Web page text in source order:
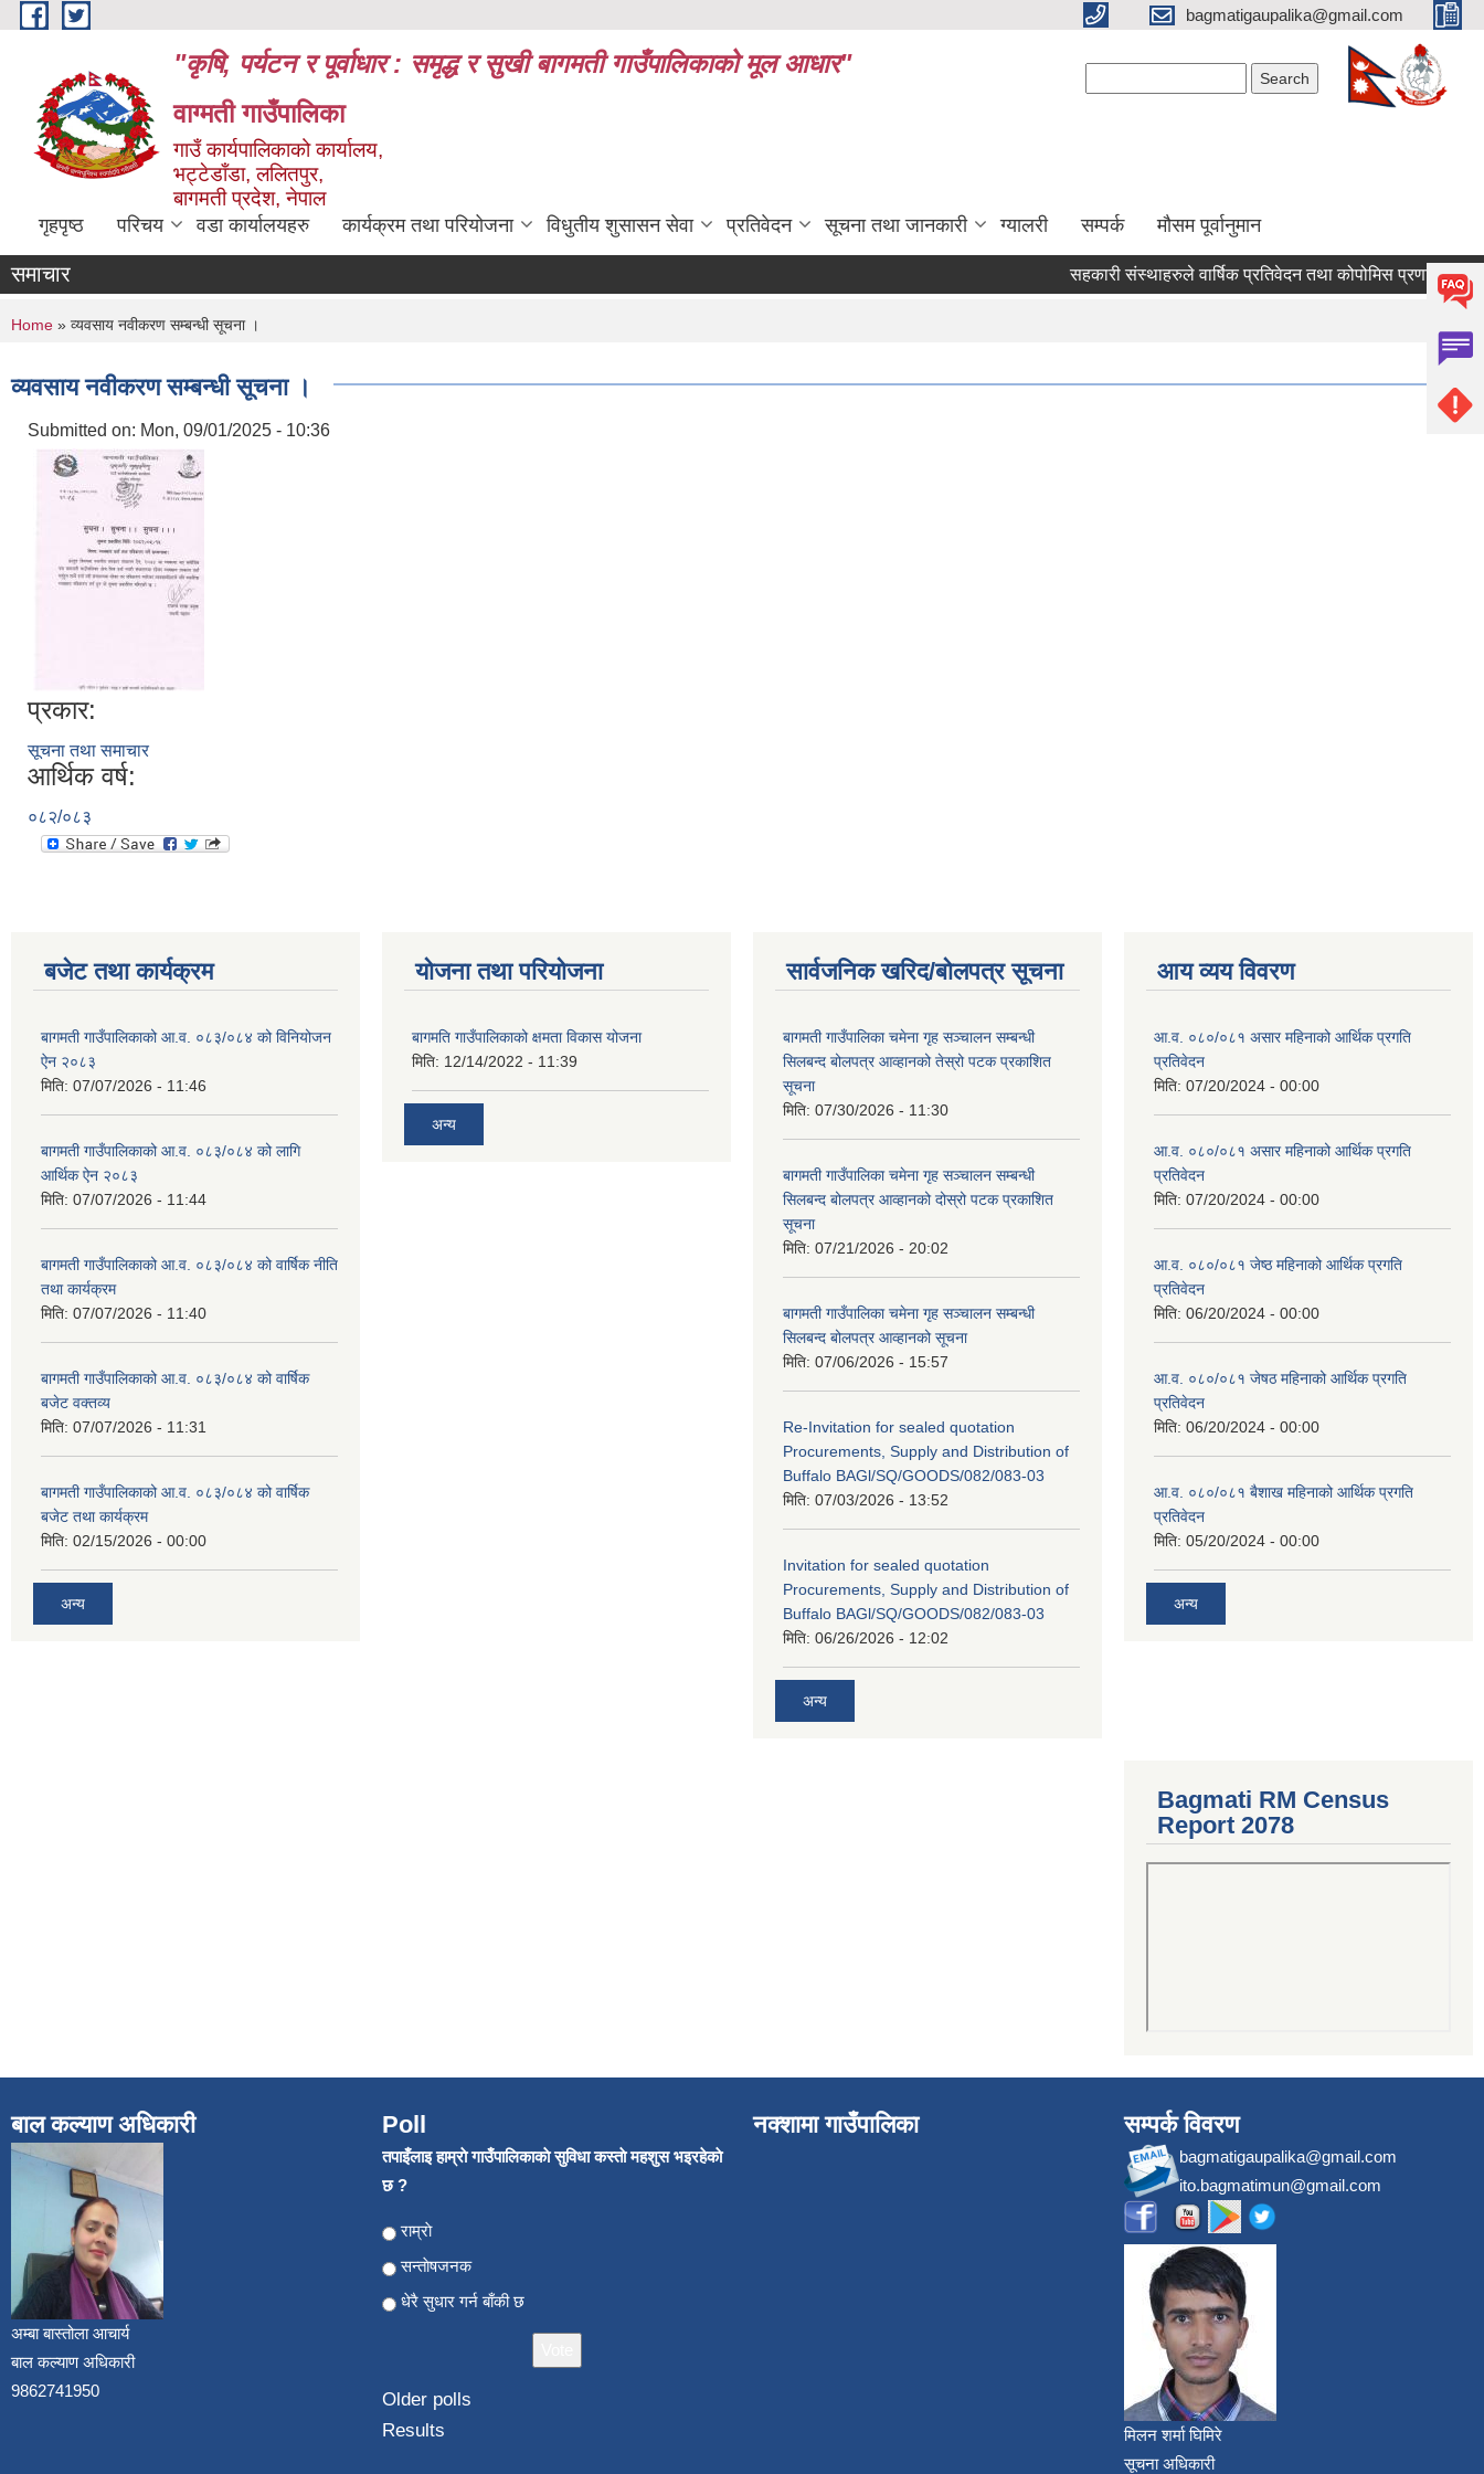
Skip to main content bagmatigaupalika@gmail.com
"कृषि, पर्यटन र पूर्वाधार : समृद्ध र सुखी बागमती गाउँपालिकाको मूल आधार"
वाग्मती गाउँपालिका
गाउँ कार्यपालिकाको कार्यालय,
भट्टेडाँडा, ललितपुर,
बागमती प्रदेश, नेपाल
गृहपृष्ठ परिचय वडा कार्यालयहरु कार्यक्रम तथा परियोजना विधुतीय शुसासन सेवा प्रतिवेदन सूचना तथा जानकारी ग्यालरी सम्पर्क मौसम पूर्वानुमान
समाचार सहकारी संस्थाहरुले वार्षिक प्रतिवेदन तथा कोपोमिस प्रणालीमा
You are here
Home » व्यवसाय नवीकरण सम्बन्धी सूचना ।
व्यवसाय नवीकरण सम्बन्धी सूचना ।
Submitted on: Mon, 09/01/2025 - 10:36
प्रकार:
सूचना तथा समाचार
आर्थिक वर्ष:
०८२/०८३
बजेट तथा कार्यक्रम
बागमती गाउँपालिकाको आ.व. ०८३/०८४ को विनियोजन
ऐन २०८३
मिति: 07/07/2026 - 11:46
बागमती गाउँपालिकाको आ.व. ०८३/०८४ को लागि
आर्थिक ऐन २०८३
मिति: 07/07/2026 - 11:44
बागमती गाउँपालिकाको आ.व. ०८३/०८४ को वार्षिक नीति
तथा कार्यक्रम
मिति: 07/07/2026 - 11:40
बागमती गाउँपालिकाको आ.व. ०८३/०८४ को वार्षिक
बजेट वक्तव्य
मिति: 07/07/2026 - 11:31
बागमती गाउँपालिकाको आ.व. ०८३/०८४ को वार्षिक
बजेट तथा कार्यक्रम
मिति: 02/15/2026 - 00:00
अन्य
योजना तथा परियोजना
बागमति गाउँपालिकाको क्षमता विकास योजना
मिति: 12/14/2022 - 11:39
अन्य
सार्वजनिक खरिद/बोलपत्र सूचना
बागमती गाउँपालिका चमेना गृह सञ्चालन सम्बन्धी
सिलबन्द बोलपत्र आव्हानको तेस्रो पटक प्रकाशित
सूचना
मिति: 07/30/2026 - 11:30
बागमती गाउँपालिका चमेना गृह सञ्चालन सम्बन्धी
सिलबन्द बोलपत्र आव्हानको दोस्रो पटक प्रकाशित
सूचना
मिति: 07/21/2026 - 20:02
बागमती गाउँपालिका चमेना गृह सञ्चालन सम्बन्धी
सिलबन्द बोलपत्र आव्हानको सूचना
मिति: 07/06/2026 - 15:57
Re-Invitation for sealed quotation
Procurements, Supply and Distribution of
Buffalo BAGl/SQ/GOODS/082/083-03
मिति: 07/03/2026 - 13:52
Invitation for sealed quotation
Procurements, Supply and Distribution of
Buffalo BAGl/SQ/GOODS/082/083-03
मिति: 06/26/2026 - 12:02
अन्य
आय व्यय विवरण
आ.व. ०८०/०८१ असार महिनाको आर्थिक प्रगति
प्रतिवेदन
मिति: 07/20/2024 - 00:00
आ.व. ०८०/०८१ असार महिनाको आर्थिक प्रगति
प्रतिवेदन
मिति: 07/20/2024 - 00:00
आ.व. ०८०/०८१ जेष्ठ महिनाको आर्थिक प्रगति
प्रतिवेदन
मिति: 06/20/2024 - 00:00
आ.व. ०८०/०८१ जेषठ महिनाको आर्थिक प्रगति
प्रतिवेदन
मिति: 06/20/2024 - 00:00
आ.व. ०८०/०८१ बैशाख महिनाको आर्थिक प्रगति
प्रतिवेदन
मिति: 05/20/2024 - 00:00
अन्य
Bagmati RM Census
Report 2078
बाल कल्याण अधिकारी
अम्बा बास्तोला आचार्य
बाल कल्याण अधिकारी
9862741950
Poll
तपाइँलाइ हाम्राे गाउँपालिकाकाे सुविधा कस्ताे महशुस भइरहेकाे
छ ?
Choices
राम्राे
सन्ताेषजनक
धेरै सुधार गर्न बाँकी छ
Older polls
Results
नक्शामा गाउँपालिका सम्पर्क विवरण
bagmatigaupalika@gmail.com
ito.bagmatimun@gmail.com
मिलन शर्मा घिमिरे
सूचना अधिकारी